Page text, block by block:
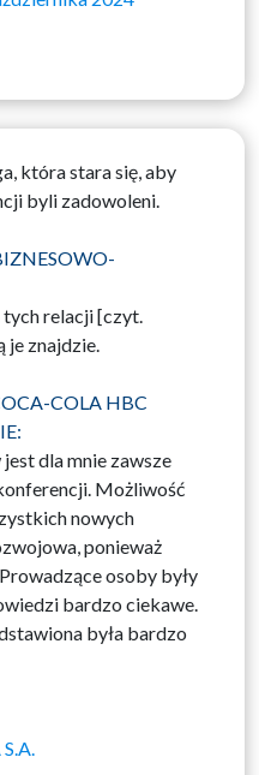
która stara się, aby
byli zadowoleni.
tych relacji [czyt.
je znajdzie.
COLA HBC
dla mnie zawsze
Możliwość
nowych
ponieważ
osoby były
bardzo ciekawe.
była bardzo